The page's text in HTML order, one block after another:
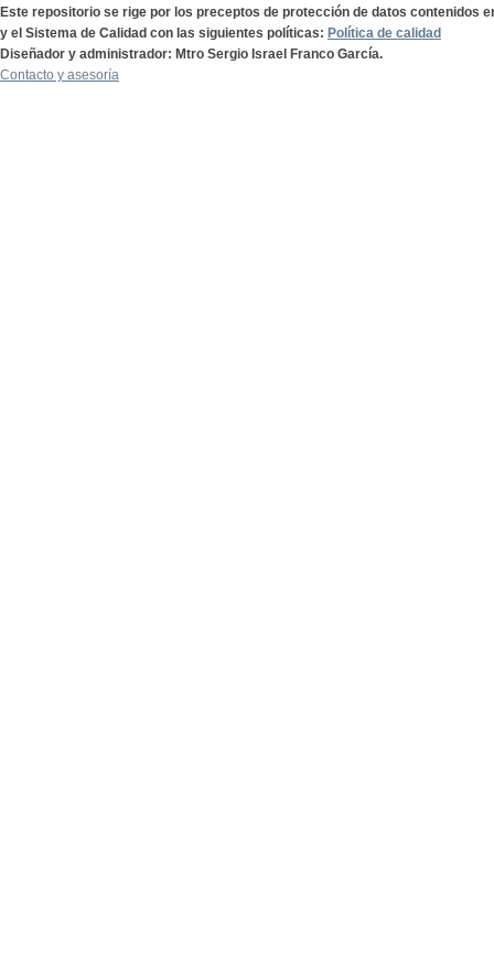
Este repositorio se rige por los preceptos de protección de datos contenidos
y el Sistema de Calidad con las siguientes políticas: Política de calidad
Diseñador y administrador: Mtro Sergio Israel Franco García.
Contacto y asesoría